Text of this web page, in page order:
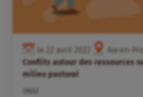
le avril
Aix-en-
Conflits autour des ressources
milieu pastoral
IMAF